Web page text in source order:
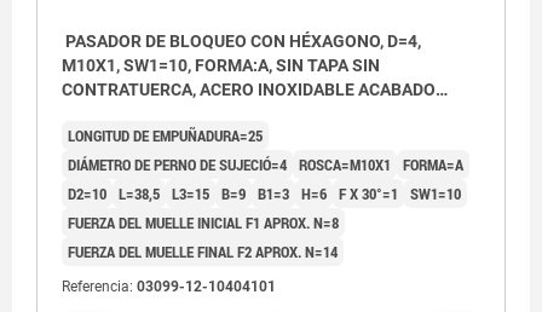
PASADOR DE BLOQUEO CON HÉXAGONO, D=4,
M10X1, SW1=10, FORMA:A, SIN TAPA SIN
CONTRATUERCA, ACERO INOXIDABLE ACABADO
LONGITUD DE EMPUÑADURA=25
DIÁMETRO DE PERNO DE SUJECIÓ=4 ROSCA=M10X1
FORMA=A
D2=10 L=38,5 L3=15 B=9 B1=3 H=6 F X 30°=1
SW1=10
FUERZA DEL MUELLE INICIAL F1 APROX. N=8
FUERZA DEL MUELLE FINAL F2 APROX. N=14
Referencia: 03099-12-10404101